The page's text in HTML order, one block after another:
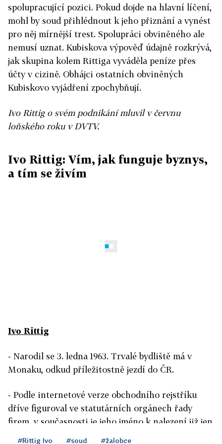
spolupracující pozici. Pokud dojde na hlavní líčení,
mohl by soud přihlédnout k jeho přiznání a vynést
pro něj mírnější trest. Spolupráci obviněného ale
nemusí uznat. Kubiskova výpověď údajně rozkrývá,
jak skupina kolem Rittiga vyváděla peníze přes
účty v cizině. Obhájci ostatních obviněných
Kubiskovo vyjádření zpochybňují.
Ivo Rittig o svém podnikání mluvil v červnu
loňského roku v DVTV.
Ivo Rittig: Vím, jak funguje byznys,
a tím se živím
Ivo Rittig
- Narodil se 3. ledna 1963. Trvalé bydliště má v
Monaku, odkud příležitostně jezdí do ČR.
- Podle internetové verze obchodního rejstříku
dříve figuroval ve statutárních orgánech řady
firem, v současnosti je jeho jméno k nalezení již jen
#Rittig Ivo #soud #žalobce